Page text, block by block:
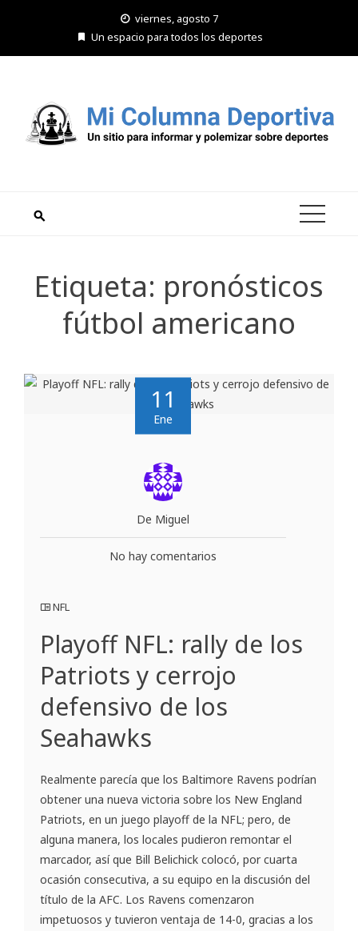
viernes, agosto 7
Un espacio para todos los deportes
Etiqueta: pronósticos
fútbol americano
11
Ene
De Miguel
No hay comentarios
NFL
Playoff NFL: rally de los
Patriots y cerrojo
defensivo de los
Seahawks
Realmente parecía que los Baltimore Ravens podrían
obtener una nueva victoria sobre los New England
Patriots, en un juego playoff de la NFL; pero, de
alguna manera, los locales pudieron remontar el
marcador, así que Bill Belichick colocó, por cuarta
ocasión consecutiva, a su equipo en la discusión del
título de la AFC. Los Ravens comenzaron
impetuosos y tuvieron ventaja de 14-0, gracias a los